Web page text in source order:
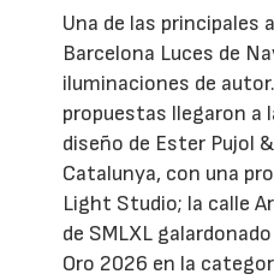
Una de las principales
Barcelona Luces de
iluminaciones de
propuestas llegaron a
diseño de Ester Pujol
Catalunya, con una
Light Studio; la calle
de SMLXL
Oro 2026 en la